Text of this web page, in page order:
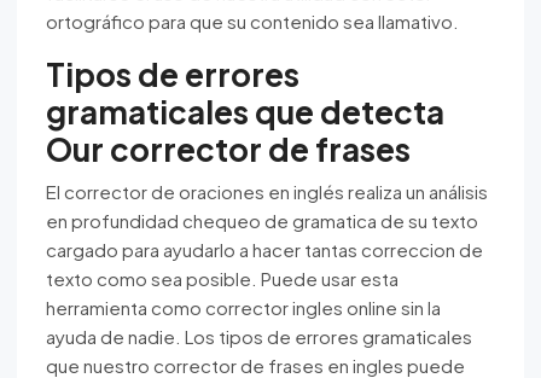
ortográfico para que su contenido sea llamativo.
Tipos de errores
gramaticales que detecta
Our corrector de frases
El corrector de oraciones en inglés realiza un análisis
en profundidad chequeo de gramatica de su texto
cargado para ayudarlo a hacer tantas correccion de
texto como sea posible. Puede usar esta
herramienta como corrector ingles online sin la
ayuda de nadie. Los tipos de errores gramaticales
que nuestro corrector de frases en ingles puede